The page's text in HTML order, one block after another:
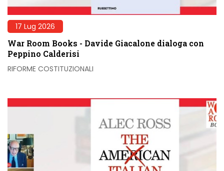
17 Lug 2026
War Room Books - Davide Giacalone dialoga con
Peppino Calderisi
RIFORME COSTITUZIONALI